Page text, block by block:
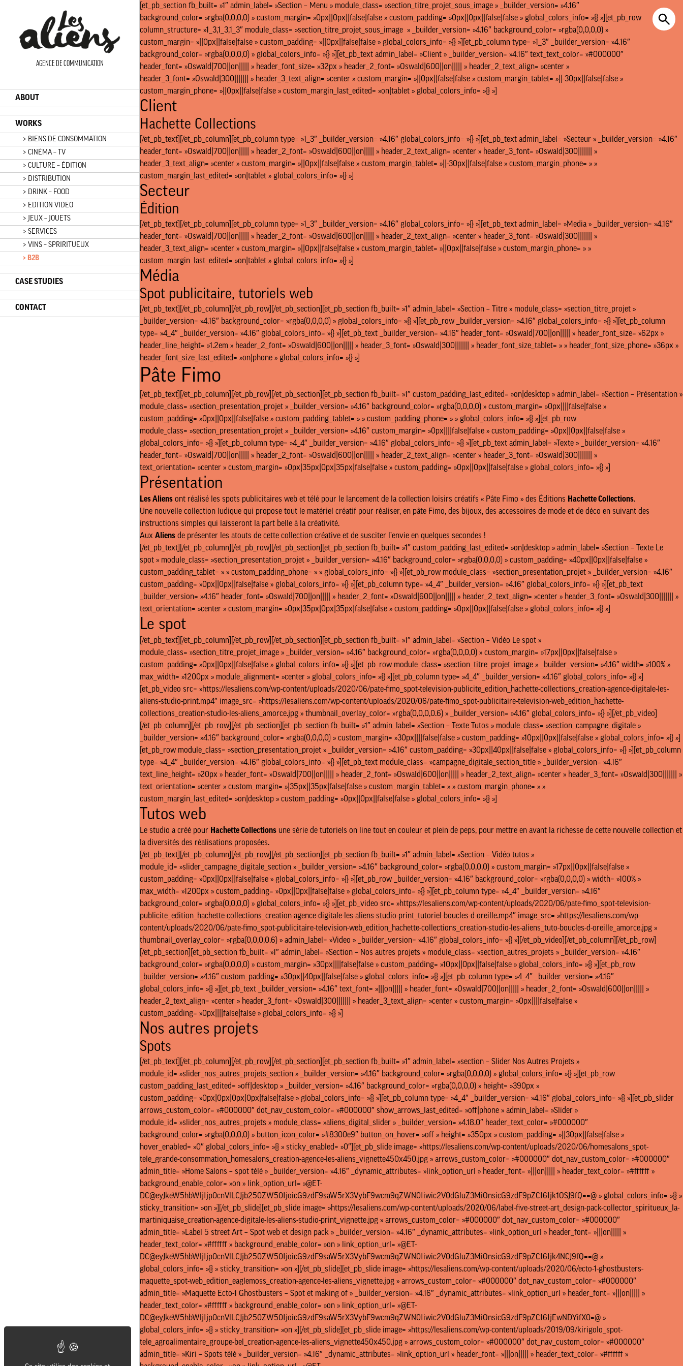
AGENCE DE COMMUNICATION
ABOUT
WORKS
> BIENS DE CONSOMMATION
> CINÉMA – TV
> CULTURE – ÉDITION
> DISTRIBUTION
> DRINK – FOOD
> ÉDITION VIDÉO
> JEUX – JOUETS
> SERVICES
> VINS – SPRIRITUEUX
> B2B
CASE STUDIES
CONTACT
CINÉMA AGENCE
J’ACCEPTE LES CONDITIONS D’UTILISATION
JE M’ABONNE
contact@lesaliens.com
18, rue de Saisset – 92120 Montrouge
[et_pb_section fb_built= »1″ admin_label= »Section – Menu » module_class= »section_titre_projet_sous_image » _builder_version= »4.16″
background_color= »rgba(0,0,0,0) » custom_margin= »0px||0px||false|false » custom_padding= »0px||0px||false|false » global_colors_info= »{} »][et_pb_row
column_structure= »1_3,1_3,1_3″ module_class= »section_titre_projet_sous_image » _builder_version= »4.16″ background_color= »rgba(0,0,0,0) »
custom_margin= »||0px||false|false » custom_padding= »||0px||false|false » global_colors_info= »{} »][et_pb_column type= »1_3″ _builder_version= »4.16″
background_color= »rgba(0,0,0,0) » global_colors_info= »{} »][et_pb_text admin_label= »Client » _builder_version= »4.16″ text_text_color= »#000000″
header_font= »Oswald|700||on||||| » header_font_size= »32px » header_2_font= »Oswald|600||on||||| » header_2_text_align= »center »
header_3_font= »Oswald|300||||||| » header_3_text_align= »center » custom_margin= »||0px||false|false » custom_margin_tablet= »||-30px||false|false »
custom_margin_phone= »||0px||false|false » custom_margin_last_edited= »on|tablet » global_colors_info= »{} »]
Client
Hachette Collections
[/et_pb_text][/et_pb_column][et_pb_column type= »1_3″ _builder_version= »4.16″ global_colors_info= »{} »][et_pb_text admin_label= »Secteur » _builder_version= »4.16″
header_font= »Oswald|700||on||||| » header_2_font= »Oswald|600||on||||| » header_2_text_align= »center » header_3_font= »Oswald|300||||||| »
header_3_text_align= »center » custom_margin= »||0px||false|false » custom_margin_tablet= »||-30px||false|false » custom_margin_phone= » »
custom_margin_last_edited= »on|tablet » global_colors_info= »{} »]
Secteur
Édition
[/et_pb_text][/et_pb_column][et_pb_column type= »1_3″ _builder_version= »4.16″ global_colors_info= »{} »][et_pb_text admin_label= »Media » _builder_version= »4.16″
header_font= »Oswald|700||on||||| » header_2_font= »Oswald|600||on||||| » header_2_text_align= »center » header_3_font= »Oswald|300||||||| »
header_3_text_align= »center » custom_margin= »||0px||false|false » custom_margin_tablet= »||0px||false|false » custom_margin_phone= » »
custom_margin_last_edited= »on|tablet » global_colors_info= »{} »]
Média
Spot publicitaire, tutoriels web
[/et_pb_text][/et_pb_column][/et_pb_row][/et_pb_section][et_pb_section fb_built= »1″ admin_label= »Section – Titre » module_class= »section_titre_projet »
_builder_version= »4.16″ background_color= »rgba(0,0,0,0) » global_colors_info= »{} »][et_pb_row _builder_version= »4.16″ global_colors_info= »{} »][et_pb_column
type= »4_4″ _builder_version= »4.16″ global_colors_info= »{} »][et_pb_text _builder_version= »4.16″ header_font= »Oswald|700||on||||| » header_font_size= »62px »
header_line_height= »1.2em » header_2_font= »Oswald|600||on||||| » header_3_font= »Oswald|300||||||| » header_font_size_tablet= » » header_font_size_phone= »36px »
header_font_size_last_edited= »on|phone » global_colors_info= »{} »]
Pâte Fimo
[/et_pb_text][/et_pb_column][/et_pb_row][/et_pb_section][et_pb_section fb_built= »1″ custom_padding_last_edited= »on|desktop » admin_label= »Section – Présentation »
module_class= »section_presentation_projet » _builder_version= »4.16″ background_color= »rgba(0,0,0,0) » custom_margin= »0px||||false|false »
custom_padding= »0px||0px||false|false » custom_padding_tablet= » » custom_padding_phone= » » global_colors_info= »{} »][et_pb_row
module_class= »section_presentation_projet » _builder_version= »4.16″ custom_margin= »0px||||false|false » custom_padding= »0px||0px||false|false »
global_colors_info= »{} »][et_pb_column type= »4_4″ _builder_version= »4.16″ global_colors_info= »{} »][et_pb_text admin_label= »Texte » _builder_version= »4.16″
header_font= »Oswald|700||on||||| » header_2_font= »Oswald|600||on||||| » header_2_text_align= »center » header_3_font= »Oswald|300||||||| »
text_orientation= »center » custom_margin= »0px|35px|0px|35px|false|false » custom_padding= »0px||0px||false|false » global_colors_info= »{} »]
Présentation
Les Aliens ont réalisé les spots publicitaires web et télé pour le lancement de la collection loisirs créatifs « Pâte Fimo » des Éditions Hachette Collections.
Une nouvelle collection ludique qui propose tout le matériel créatif pour réaliser, en pâte Fimo, des bijoux, des accessoires de mode et de déco en suivant des
instructions simples qui laisseront la part belle à la créativité.
Aux Aliens de présenter les atouts de cette collection créative et de susciter l’envie en quelques secondes !
[/et_pb_text][/et_pb_column][/et_pb_row][/et_pb_section][et_pb_section fb_built= »1″ custom_padding_last_edited= »on|desktop » admin_label= »Section – Texte Le
spot » module_class= »section_presentation_projet » _builder_version= »4.16″ background_color= »rgba(0,0,0,0) » custom_padding= »40px||0px||false|false »
custom_padding_tablet= » » custom_padding_phone= » » global_colors_info= »{} »][et_pb_row module_class= »section_presentation_projet » _builder_version= »4.16″
custom_padding= »0px||0px||false|false » global_colors_info= »{} »][et_pb_column type= »4_4″ _builder_version= »4.16″ global_colors_info= »{} »][et_pb_text
_builder_version= »4.16″ header_font= »Oswald|700||on||||| » header_2_font= »Oswald|600||on||||| » header_2_text_align= »center » header_3_font= »Oswald|300||||||| »
text_orientation= »center » custom_margin= »0px|35px|0px|35px|false|false » custom_padding= »0px||0px||false|false » global_colors_info= »{} »]
Le spot
[/et_pb_text][/et_pb_column][/et_pb_row][/et_pb_section][et_pb_section fb_built= »1″ admin_label= »Section – Vidéo Le spot »
module_class= »section_titre_projet_image » _builder_version= »4.16″ background_color= »rgba(0,0,0,0) » custom_margin= »17px||0px||false|false »
custom_padding= »0px||0px||false|false » global_colors_info= »{} »][et_pb_row module_class= »section_titre_projet_image » _builder_version= »4.16″ width= »100% »
max_width= »1200px » module_alignment= »center » global_colors_info= »{} »][et_pb_column type= »4_4″ _builder_version= »4.16″ global_colors_info= »{} »]
[et_pb_video src= »https://lesaliens.com/wp-content/uploads/2020/06/pate-fimo_spot-television-publicite_edition_hachette-collections_creation-agence-digitale-les-
aliens-studio-print.mp4″ image_src= »https://lesaliens.com/wp-content/uploads/2020/06/pate-fimo_spot-publicitaire-television-web_edition_hachette-
collections_creation-studio-les-aliens_amorce.jpg » thumbnail_overlay_color= »rgba(0,0,0,0.6) » _builder_version= »4.16″ global_colors_info= »{} »][/et_pb_video]
[/et_pb_column][/et_pb_row][/et_pb_section][et_pb_section fb_built= »1″ admin_label= »Section – Texte Tutos » module_class= »section_campagne_digitale »
_builder_version= »4.16″ background_color= »rgba(0,0,0,0) » custom_margin= »30px||||false|false » custom_padding= »10px||0px||false|false » global_colors_info= »{} »]
[et_pb_row module_class= »section_presentation_projet » _builder_version= »4.16″ custom_padding= »30px||40px||false|false » global_colors_info= »{} »][et_pb_column
type= »4_4″ _builder_version= »4.16″ global_colors_info= »{} »][et_pb_text module_class= »campagne_digitale_section_title » _builder_version= »4.16″
text_line_height= »20px » header_font= »Oswald|700||on||||| » header_2_font= »Oswald|600||on||||| » header_2_text_align= »center » header_3_font= »Oswald|300||||||| »
text_orientation= »center » custom_margin= »|35px||35px|false|false » custom_margin_tablet= » » custom_margin_phone= » »
custom_margin_last_edited= »on|desktop » custom_padding= »0px||0px||false|false » global_colors_info= »{} »]
Tutos web
Le studio a créé pour Hachette Collections une série de tutoriels on line tout en couleur et plein de peps, pour mettre en avant la richesse de cette nouvelle collection et
la diversités des réalisations proposées.
[/et_pb_text][/et_pb_column][/et_pb_row][/et_pb_section][et_pb_section fb_built= »1″ admin_label= »Section – Vidéo tutos »
module_id= »slider_campagne_digitale_section » _builder_version= »4.16″ background_color= »rgba(0,0,0,0) » custom_margin= »17px||0px||false|false »
custom_padding= »0px||0px||false|false » global_colors_info= »{} »][et_pb_row _builder_version= »4.16″ background_color= »rgba(0,0,0,0) » width= »100% »
max_width= »1200px » custom_padding= »0px||0px||false|false » global_colors_info= »{} »][et_pb_column type= »4_4″ _builder_version= »4.16″
background_color= »rgba(0,0,0,0) » global_colors_info= »{} »][et_pb_video src= »https://lesaliens.com/wp-content/uploads/2020/06/pate-fimo_spot-television-
publicite_edition_hachette-collections_creation-agence-digitale-les-aliens-studio-print_tutoriel-boucles-d-oreille.mp4″ image_src= »https://lesaliens.com/wp-
content/uploads/2020/06/pate-fimo_spot-publicitaire-television-web_edition_hachette-collections_creation-studio-les-aliens_tuto-boucles-d-oreille_amorce.jpg »
thumbnail_overlay_color= »rgba(0,0,0,0.6) » admin_label= »Video » _builder_version= »4.16″ global_colors_info= »{} »][/et_pb_video][/et_pb_column][/et_pb_row]
[/et_pb_section][et_pb_section fb_built= »1″ admin_label= »Section – Nos autres projets » module_class= »section_autres_projets » _builder_version= »4.16″
background_color= »rgba(0,0,0,0) » custom_margin= »30px||||false|false » custom_padding= »10px||0px||false|false » global_colors_info= »{} »][et_pb_row
_builder_version= »4.16″ custom_padding= »30px||40px||false|false » global_colors_info= »{} »][et_pb_column type= »4_4″ _builder_version= »4.16″
global_colors_info= »{} »][et_pb_text _builder_version= »4.16″ text_font= »|||on||||| » header_font= »Oswald|700||on||||| » header_2_font= »Oswald|600||on||||| »
header_2_text_align= »center » header_3_font= »Oswald|300||||||| » header_3_text_align= »center » custom_margin= »0px||||false|false »
custom_padding= »0px||||false|false » global_colors_info= »{} »]
Nos autres projets
Spots
[/et_pb_text][/et_pb_column][/et_pb_row][/et_pb_section][et_pb_section fb_built= »1″ admin_label= »section – Slider Nos Autres Projets »
module_id= »slider_nos_autres_projets_section » _builder_version= »4.16″ background_color= »rgba(0,0,0,0) » global_colors_info= »{} »][et_pb_row
custom_padding_last_edited= »off|desktop » _builder_version= »4.16″ background_color= »rgba(0,0,0,0) » height= »390px »
custom_padding= »0px|0px|0px|0px|false|false » global_colors_info= »{} »][et_pb_column type= »4_4″ _builder_version= »4.16″ global_colors_info= »{} »][et_pb_slider
arrows_custom_color= »#000000″ dot_nav_custom_color= »#000000″ show_arrows_last_edited= »off|phone » admin_label= »Slider »
module_id= »slider_nos_autres_projets » module_class= »aliens_digital_slider » _builder_version= »4.18.0″ header_text_color= »#000000″
background_color= »rgba(0,0,0,0) » button_icon_color= »#8300e9″ button_on_hover= »off » height= »350px » custom_padding= »||30px||false|false »
hover_enabled= »0″ global_colors_info= »{} » sticky_enabled= »0″][et_pb_slide image= »https://lesaliens.com/wp-content/uploads/2020/06/homesalons_spot-
tele_grande-consommation_homesalons_creation-agence-les-aliens_vignette450x450.jpg » arrows_custom_color= »#000000″ dot_nav_custom_color= »#000000″
admin_title= »Home Salons – spot télé » _builder_version= »4.16″ _dynamic_attributes= »link_option_url » header_font= »|||on||||| » header_text_color= »#ffffff »
background_enable_color= »on » link_option_url= »@ET-
DC@eyJkeW5hbWljIjp0cnVlLCJjb250ZW50IjoicG9zdF9saW5rX3VybF9wcm9qZWN0Iiwic2V0dGluZ3MiOnsicG9zdF9pZCI6Ijk1OSJ9fQ==@ » global_colors_info= »{} »
sticky_transition= »on »][/et_pb_slide][et_pb_slide image= »https://lesaliens.com/wp-content/uploads/2020/06/label-five-street-art_design-pack-collector_spiritueux_la-
martiniquaise_creation-agence-digitale-les-aliens-studio-print_vignette.jpg » arrows_custom_color= »#000000″ dot_nav_custom_color= »#000000″
admin_title= »Label 5 street Art – Spot web et design pack » _builder_version= »4.16″ _dynamic_attributes= »link_option_url » header_font= »|||on||||| »
header_text_color= »#ffffff » background_enable_color= »on » link_option_url= »@ET-
DC@eyJkeW5hbWljIjp0cnVlLCJjb250ZW50IjoicG9zdF9saW5rX3VybF9wcm9qZWN0Iiwic2V0dGluZ3MiOnsicG9zdF9pZCI6Ijk4NCJ9fQ==@ »
global_colors_info= »{} » sticky_transition= »on »][/et_pb_slide][et_pb_slide image= »https://lesaliens.com/wp-content/uploads/2020/06/ecto-1-ghostbusters-
maquette_spot-web_edition_eaglemoss_creation-agence-les-aliens_vignette.jpg » arrows_custom_color= »#000000″ dot_nav_custom_color= »#000000″
admin_title= »Maquette Ecto-1 Ghostbusters – Spot et making of » _builder_version= »4.16″ _dynamic_attributes= »link_option_url » header_font= »|||on||||| »
header_text_color= »#ffffff » background_enable_color= »on » link_option_url= »@ET-
DC@eyJkeW5hbWljIjp0cnVlLCJjb250ZW50IjoicG9zdF9saW5rX3VybF9wcm9qZWN0Iiwic2V0dGluZ3MiOnsicG9zdF9pZCI6IjEwNDYifX0=@ »
global_colors_info= »{} » sticky_transition= »on »][/et_pb_slide][et_pb_slide image= »https://lesaliens.com/wp-content/uploads/2019/09/kirigolo_spot-
tele_agroalimentaire_groupe-bel_creation-agence-les-aliens_vignette450x450.jpg » arrows_custom_color= »#000000″ dot_nav_custom_color= »#000000″
admin_title= »Kiri – Spots télé » _builder_version= »4.16″ _dynamic_attributes= »link_option_url » header_font= »|||on||||| » header_text_color= »#ffffff »